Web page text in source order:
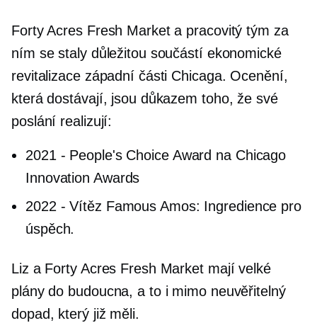
Forty Acres Fresh Market a pracovitý tým za
ním se staly důležitou součástí ekonomické
revitalizace západní části Chicaga. Ocenění,
která dostávají, jsou důkazem toho, že své
poslání realizují:
2021 - People's Choice Award na Chicago
Innovation Awards
2022 - Vítěz Famous Amos: Ingredience pro
úspěch.
Liz a Forty Acres Fresh Market mají velké
plány do budoucna, a to i mimo neuvěřitelný
dopad, který již měli.